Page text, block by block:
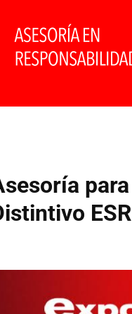
para
ESR